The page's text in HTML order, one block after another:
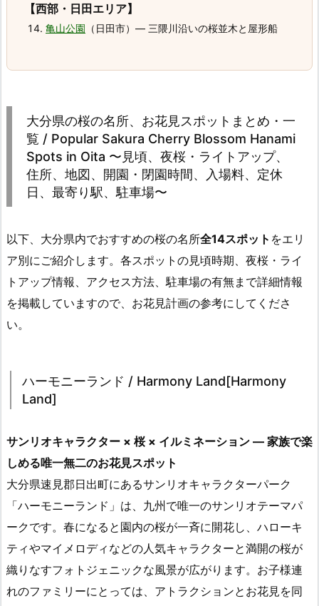
【西部・日田エリア】
亀山公園 （日田市）― 三隈川沿いの桜並木と屋形船
大分県の桜の名所、お花見スポットまとめ・一
覧 / Popular Sakura Cherry Blossom Hanami
Spots in Oita 〜見頃、夜桜・ライトアップ、
住所、地図、開園・閉園時間、入場料、定休
日、最寄り駅、駐車場〜
以下、大分県内でおすすめの桜の名所全14スポット をエリ
ア別にご紹介します。各スポットの見頃時期、夜桜・ライ
トアップ情報、アクセス方法、駐車場の有無まで詳細情報
を掲載していますので、お花見計画の参考にしてくださ
い。
ハーモニーランド / Harmony Land[Harmony
Land]
サンリオキャラクター × 桜 × イルミネーション ― 家族で楽
しめる唯一無二のお花見スポット
大分県速見郡日出町にあるサンリオキャラクターパーク
「ハーモニーランド」は、九州で唯一のサンリオテーマパ
ークです。春になると園内の桜が一斉に開花し、ハローキ
ティやマイメロディなどの人気キャラクターと満開の桜が
織りなすフォトジェニックな風景が広がります。お子様連
れのファミリーにとっては、アトラクションとお花見を同